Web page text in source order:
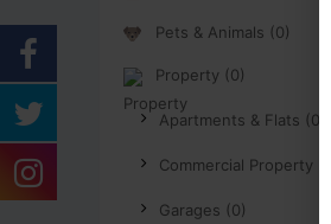
Pets & Animals (0)
Property (0)
Apartments & Flats (0)
Commercial Property (0)
Garages (0)